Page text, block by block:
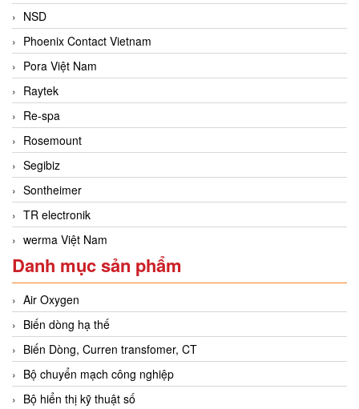
NSD
Phoenix Contact Vietnam
Pora Việt Nam
Raytek
Re-spa
Rosemount
Segibiz
Sontheimer
TR electronik
werma Việt Nam
Danh mục sản phẩm
Air Oxygen
Biến dòng hạ thế
Biến Dòng, Curren transfomer, CT
Bộ chuyển mạch công nghiệp
Bộ hiển thị kỹ thuật số